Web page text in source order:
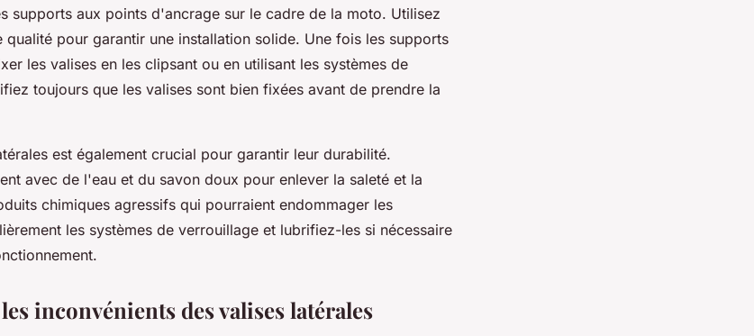
supports aux points d'ancrage sur le cadre de la moto. Utilisez
qualité pour garantir une installation solide. Une fois les supports
les valises en les clipsant ou en utilisant les systèmes de
toujours que les valises sont bien fixées avant de prendre la
est également crucial pour garantir leur durabilité.
avec de l'eau et du savon doux pour enlever la saleté et la
chimiques agressifs qui pourraient endommager les
les systèmes de verrouillage et lubrifiez-les si nécessaire
inconvénients des valises latérales